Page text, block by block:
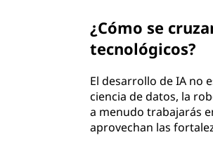
¿Cómo se
tecnológicos?
El desarrollo de IA no
ciencia de datos, la
a menudo trabajarás
aprovechan las